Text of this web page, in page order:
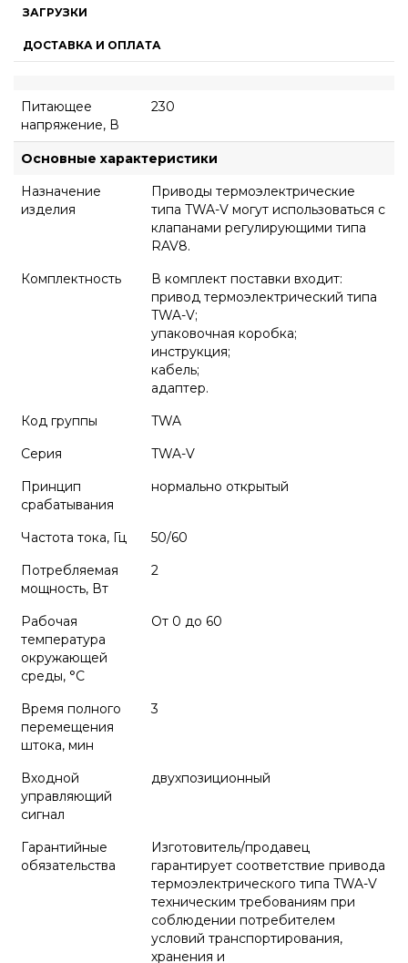
ЗАГРУЗКИ
ДОСТАВКА И ОПЛАТА
Питающее
напряжение, В
230
Основные характеристики
Назначение
изделия
Приводы термоэлектрические
типа TWA-V могут использоваться с
клапанами регулирующими типа
RAV8.
Комплектность
В комплект поставки входит:
привод термоэлектрический типа
TWA-V;
упаковочная коробка;
инструкция;
кабель;
адаптер.
Код группы
TWA
Серия
TWA-V
Принцип
срабатывания
нормально открытый
Частота тока, Гц
50/60
Потребляемая
мощность, Вт
2
Рабочая
температура
окружающей
среды, °С
От 0 до 60
Время полного
перемещения
штока, мин
3
Входной
управляющий
сигнал
двухпозиционный
Гарантийные
обязательства
Изготовитель/продавец
гарантирует соответствие привода
термоэлектрического типа TWA-V
техническим требованиям при
соблюдении потребителем
условий транспортирования,
хранения и